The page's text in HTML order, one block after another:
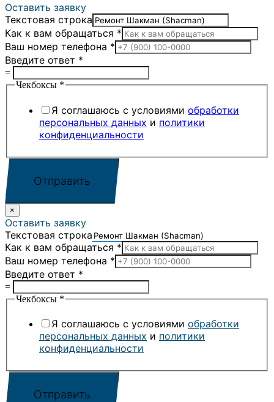
Оставить заявку
Текстовая строка
Как к вам обращаться *
Ваш номер телефона *
Введите ответ *
=
Чекбоксы *
Я соглашаюсь с условиями обработки
персональных данных и политики
конфиденциальности
Отправить
×
Оставить заявку
Текстовая строка
Как к вам обращаться *
Ваш номер телефона *
Введите ответ *
=
Чекбоксы *
Я соглашаюсь с условиями обработки
персональных данных и политики
конфиденциальности
Отправить